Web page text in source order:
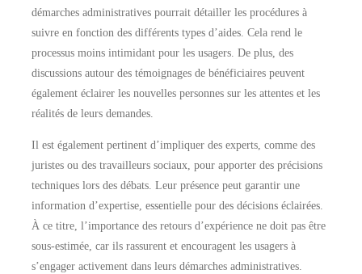
démarches administratives pourrait détailler les procédures à
suivre en fonction des différents types d’aides. Cela rend le
processus moins intimidant pour les usagers. De plus, des
discussions autour des témoignages de bénéficiaires peuvent
également éclairer les nouvelles personnes sur les attentes et les
réalités de leurs demandes.
Il est également pertinent d’impliquer des experts, comme des
juristes ou des travailleurs sociaux, pour apporter des précisions
techniques lors des débats. Leur présence peut garantir une
information d’expertise, essentielle pour des décisions éclairées.
À ce titre, l’importance des retours d’expérience ne doit pas être
sous-estimée, car ils rassurent et encouragent les usagers à
s’engager activement dans leurs démarches administratives.